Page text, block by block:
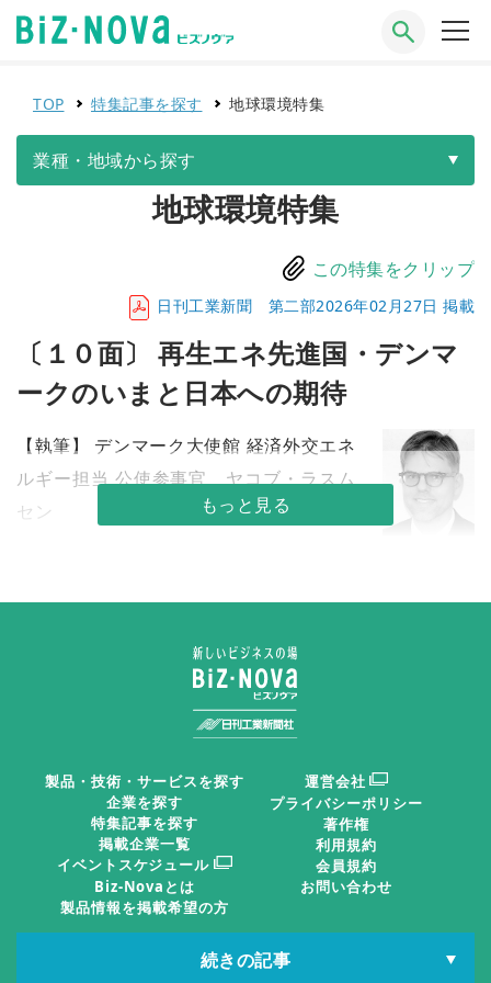
TOP 特集記事を探す 地球環境特集
業種・地域から探す
続きの記事
地球環境特集
この特集をクリップ
日刊工業新聞 第二部2026年02月27日 掲載
〔１０面〕 再生エネ先進国・デンマ
ークのいまと日本への期待
【執筆】 デンマーク大使館 経済外交エネ
ルギー担当 公使参事官 ヤコブ・ラスム
セン
０年以上アジア在住。２４年より在日デンマーク大使館
公使参事官に就任。デンマーク・オーフス大学国際ビジ
北欧諸国は自然保護への意識が高く、国連の持続可能
な開発目標（ＳＤＧｓ）達成における先進国とされてい
る。童話作家アンデルセンの故郷などで知られるデンマ
ークは、北欧の最南端に位置する小さな国で、高い生活
水準と豊かな自然環境を誇る。電力生産における風力発
製品・技術・サービスを探す
企業を探す
特集記事を探す
掲載企業一覧
イベントスケジュール
Biz-Novaとは
製品情報を掲載希望の方
運営会社
プライバシーポリシー
著作権
利用規約
会員規約
お問い合わせ
日刊工IDポータル